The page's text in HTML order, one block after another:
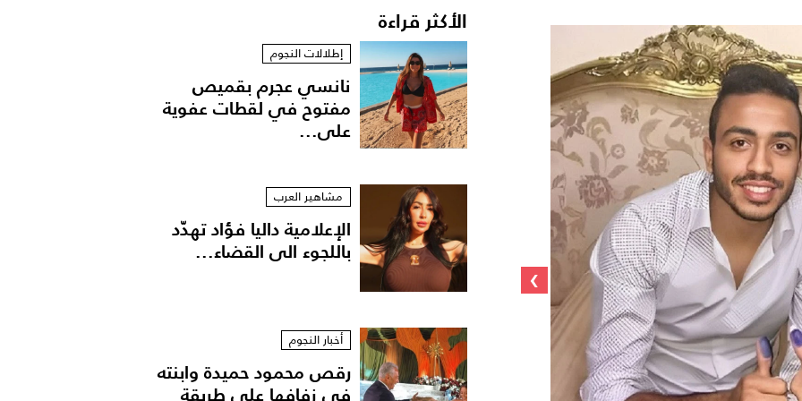
›
الأكثر قراءة
إطلالات النجوم
نانسي عجرم بقميص
مفتوح في لقطات عفوية
على...
مشاهير العرب
الإعلامية داليا فؤاد تهدّد
باللجوء الى القضاء...
أخبار النجوم
رقص محمود حميدة وابنته
في زفافها على طريقة